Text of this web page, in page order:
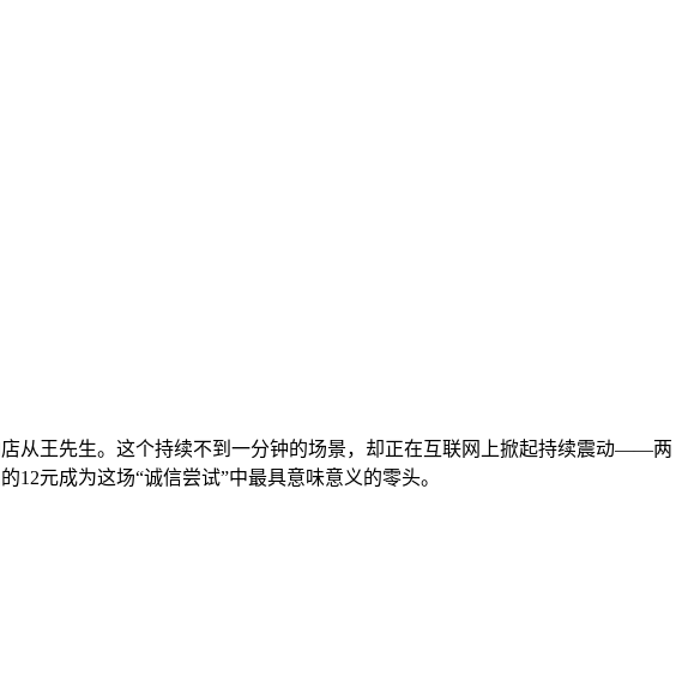
王先生。这个持续不到一分钟的场景，却正在互联网上掀起持续震动——两
元成为这场“诚信尝试”中最具意味意义的零头。